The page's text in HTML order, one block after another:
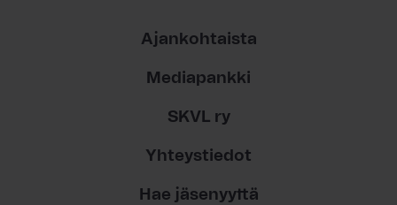
Ajankohtaista
Mediapankki
SKVL ry
Yhteystiedot
Hae jäsenyyttä